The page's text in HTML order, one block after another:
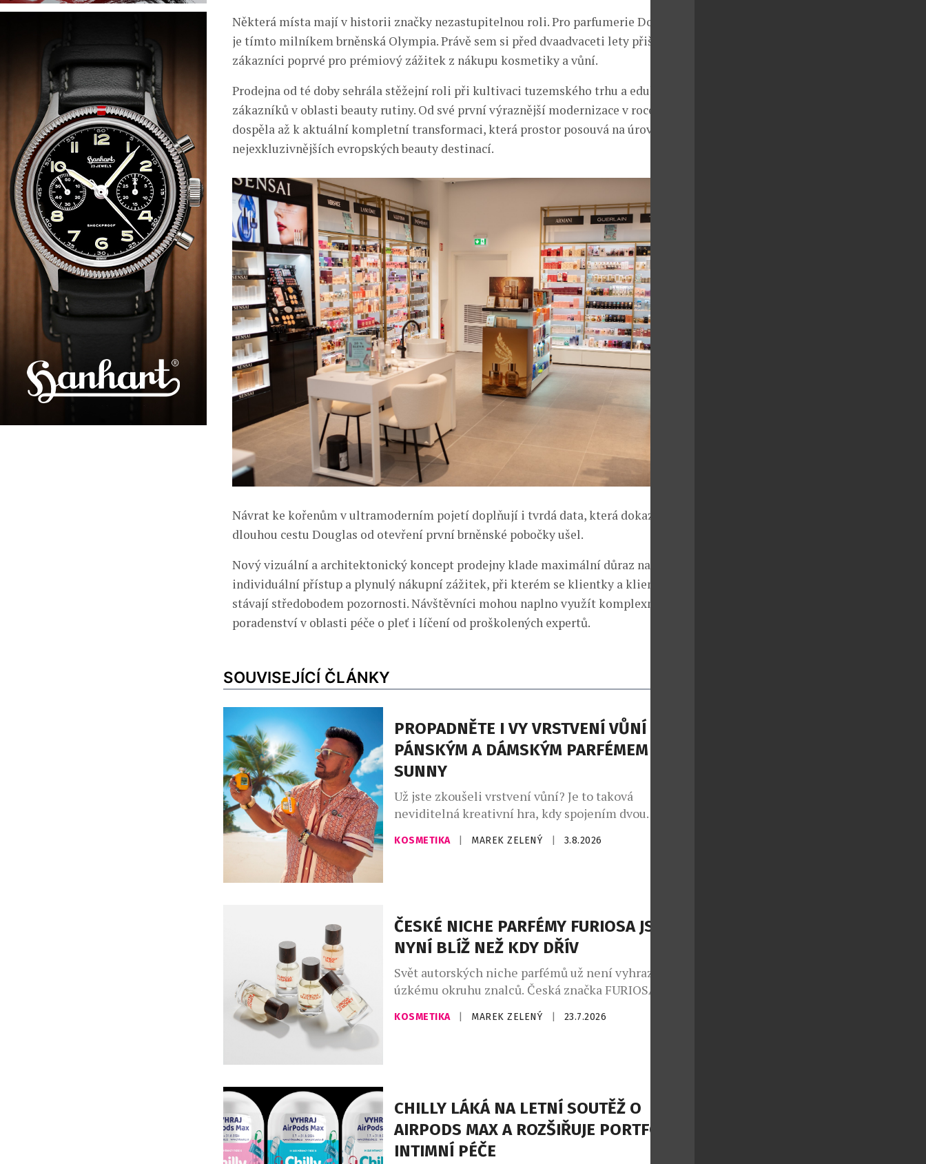
Některá místa mají v historii značky nezastupitelnou roli. Pro parfumerie Douglas
je tímto milníkem brněnská Olympia. Právě sem si před dvaadvaceti lety přišli čeští
zákazníci poprvé pro prémiový zážitek z nákupu kosmetiky a vůní.
Prodejna od té doby sehrála stěžejní roli při kultivaci tuzemského trhu a edukaci
zákazníků v oblasti beauty rutiny. Od své první výraznější modernizace v roce 2016
dospěla až k aktuální kompletní transformaci, která prostor posouvá na úroveň těch
nejexkluzivnějších evropských beauty destinací.
Návrat ke kořenům v ultramoderním pojetí doplňují i tvrdá data, která dokazují, jak
dlouhou cestu Douglas od otevření první brněnské pobočky ušel.
Nový vizuální a architektonický koncept prodejny klade maximální důraz na
individuální přístup a plynulý nákupní zážitek, při kterém se klientky a klienti
stávají středobodem pozornosti. Návštěvníci mohou naplno využít komplexní
poradenství v oblasti péče o pleť i líčení od proškolených expertů.
SOUVISEJÍCÍ ČLÁNKY
PROPADNĚTE I VY VRSTVENÍ VŮNÍ S
PÁNSKÝM A DÁMSKÝM PARFÉMEM THE
SUNNY
Už jste zkoušeli vrstvení vůní? Je to taková
neviditelná kreativní hra, kdy spojením dvou
zdánlivě odlišných vůní vytvoříte vlastní, naprosto
unikátní podpis. Ideální pro vrstvení vůní jsou nové
osobně miluji a inspiroval jsem se jím […]
KOSMETIKA MAREK ZELENÝ 3.8.2026
ČESKÉ NICHE PARFÉMY FURIOSA JSOU
NYNÍ BLÍŽ NEŽ KDY DŘÍV
Svět autorských niche parfémů už není vyhrazen jen
úzkému okruhu znalců. Česká značka FURIOSA
PARFUM LAB nově navázala exkluzivní spolupráci se
sítí parfumerií FAnn, díky níž se její originální
KOSMETIKA MAREK ZELENÝ 23.7.2026
CHILLY LÁKÁ NA LETNÍ SOUTĚŽ O
AIRPODS MAX A ROZŠIŘUJE PORTFOLIO
INTIMNÍ PÉČE